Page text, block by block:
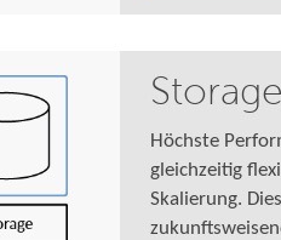
Storage
Höchste
gleichzeitig
Skalierung.